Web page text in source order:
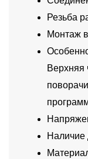
Резьба
Монтаж
Верхняя
Наличие